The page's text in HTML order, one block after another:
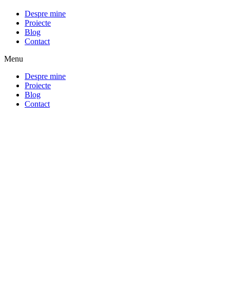
Despre mine
Proiecte
Blog
Contact
Menu
Despre mine
Proiecte
Blog
Contact